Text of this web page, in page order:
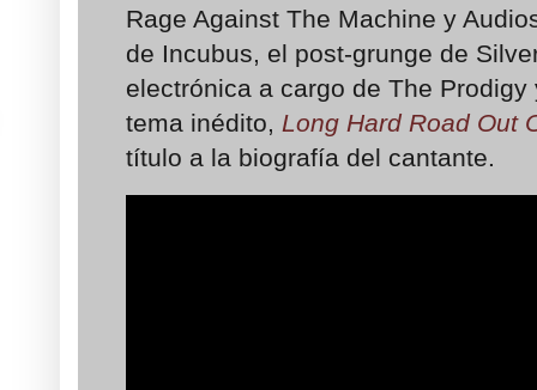
Rage Against The Machine y
de Incubus, el post-grunge de
electrónica a cargo de The
tema inédito, Long Hard Road Out
título a la biografía del cantante.